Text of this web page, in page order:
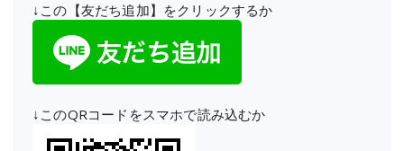
↓この【友だち追加】をクリックするか
↓このQRコードをスマホで読み込むか